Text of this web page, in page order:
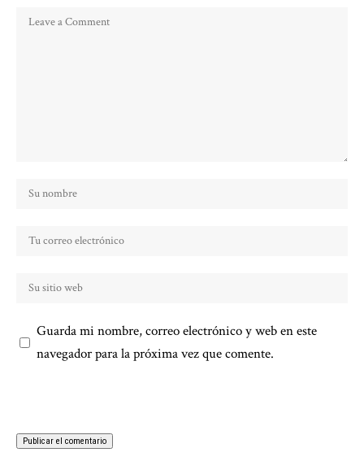
Guarda mi nombre, correo electrónico y web en este
navegador para la próxima vez que comente.